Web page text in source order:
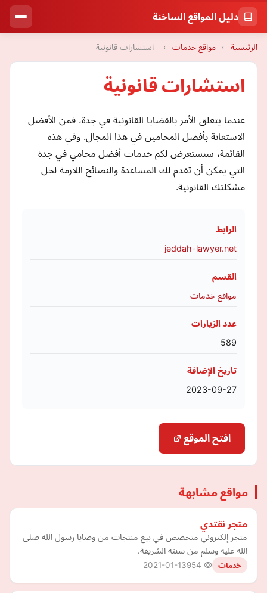
دليل المواقع الساخنة
الرئيسية › مواقع خدمات › استشارات قانونية
استشارات قانونية
عندما يتعلق الأمر بالقضايا القانونية في جدة، فمن الأفضل
الاستعانة بأفضل المحامين في هذا المجال. وفي هذه
القائمة، سنستعرض لكم خدمات أفضل محامي في جدة
التي يمكن أن تقدم لك المساعدة والنصائح اللازمة لحل
مشكلتك القانونية.
الرابط
jeddah-lawyer.net
القسم
مواقع خدمات
عدد الزيارات
589
تاريخ الإضافة
2023-09-27
افتح الموقع
مواقع مشابهة
متجر نقتدي
متجر إلكتروني متخصص في بيع منتجات من وصايا رسول الله صلى
الله عليه وسلم من سنته الشريفة.
خدمات 2021-01-13